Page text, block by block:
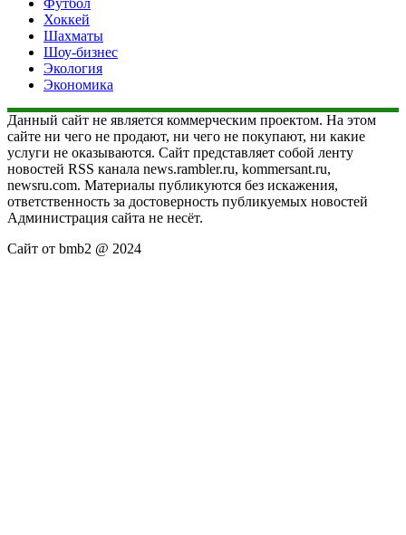
Хоккей
Шахматы
Шоу-бизнес
Экология
Экономика
Данный сайт не является коммерческим проектом. На этом
сайте ни чего не продают, ни чего не покупают, ни какие
услуги не оказываются. Сайт представляет собой ленту
новостей RSS канала news.rambler.ru, kommersant.ru,
newsru.com. Материалы публикуются без искажения,
ответственность за достоверность публикуемых новостей
Администрация сайта не несёт.
Сайт от bmb2 @ 2024